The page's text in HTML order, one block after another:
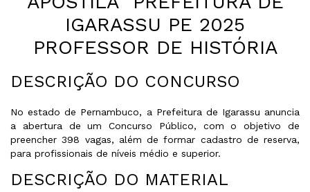
IGARASSU PE 2025
PROFESSOR DE HISTÓRIA
DESCRIÇÃO DO CONCURSO
No estado de Pernambuco, a Prefeitura de Igarassu anuncia
a abertura de um Concurso Público, com o objetivo de
preencher 398 vagas, além de formar cadastro de reserva,
para profissionais de níveis médio e superior.
DESCRIÇÃO DO MATERIAL